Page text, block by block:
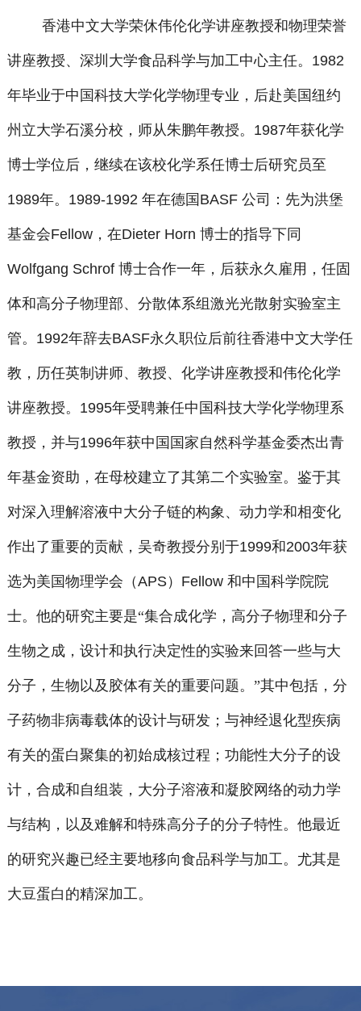
香港中文大学荣休伟伦化学讲座教授和物理荣誉
讲座教授、深圳大学食品科学与加工中心主任。 1982
年毕业于中国科技大学化学物理专业，后赴美国纽约
州立大学石溪分校，师从朱鹏年教授。 1987年获化学
博士学位后，继续在该校化学系任博士后研究员至
1989年。 1989-1992 年在德国 BASF 公司：先为洪堡
基金会Fellow，在Dieter Horn 博士的指导下同
Wolfgang Schrof 博士合作一年，后获永久雇用，任固
体和高分子物理部、分散体系组激光光散射实验室主
管。 1992年辞去BASF永久职位后前往香港中文大学任
教，历任英制讲师、教授、化学讲座教授和伟伦化学
讲座教授。 1995年受聘兼任中国科技大学化学物理系
教授，并与1996年获中国国家自然科学基金委杰出青
年基金资助，在母校建立了其第二个实验室。鉴于其
对深入理解溶液中大分子链的构象、动力学和相变化
作出了重要的贡献，吴奇教授分别于1999和2003年获
选为美国物理学会（APS） Fellow 和中国科学院院
士。他的研究主要是“集合成化学，高分子物理和分子
生物之成，设计和执行决定性的实验来回答一些与大
分子，生物以及胶体有关的重要问题。”其中包括，分
子药物非病毒载体的设计与研发；与神经退化型疾病
有关的蛋白聚集的初始成核过程；功能性大分子的设
计，合成和自组装，大分子溶液和凝胶网络的动力学
与结构，以及难解和特殊高分子的分子特性。他最近
的研究兴趣已经主要地移向食品科学与加工。尤其是
大豆蛋白的精深加工。